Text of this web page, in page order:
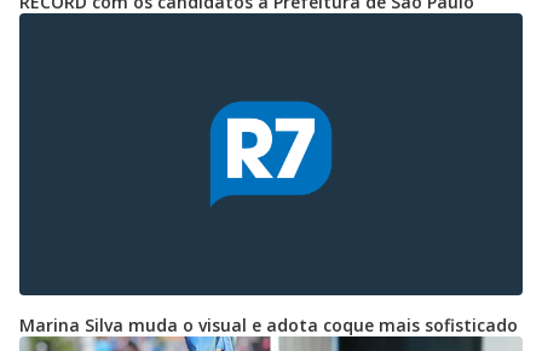
Marina Silva muda o visual e adota coque mais sofisticado